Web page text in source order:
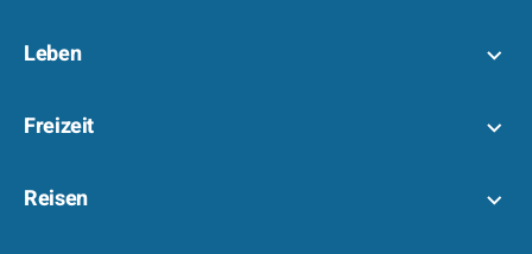
Leben
Freizeit
Reisen